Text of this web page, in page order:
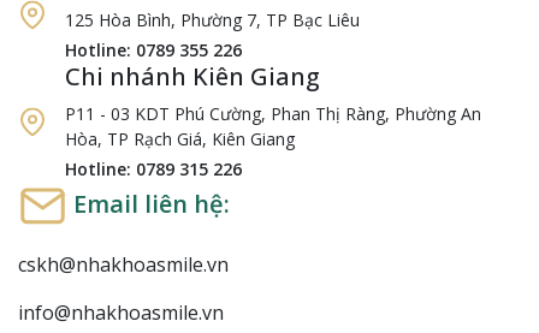
125 Hòa Bình, Phường 7, TP Bạc Liêu
Hotline: 0789 355 226
Chi nhánh Kiên Giang
P11 - 03 KDT Phú Cường, Phan Thị Ràng, Phường An
Hòa, TP Rạch Giá, Kiên Giang
Hotline: 0789 315 226
Email liên hệ:
cskh@nhakhoasmile.vn
info@nhakhoasmile.vn